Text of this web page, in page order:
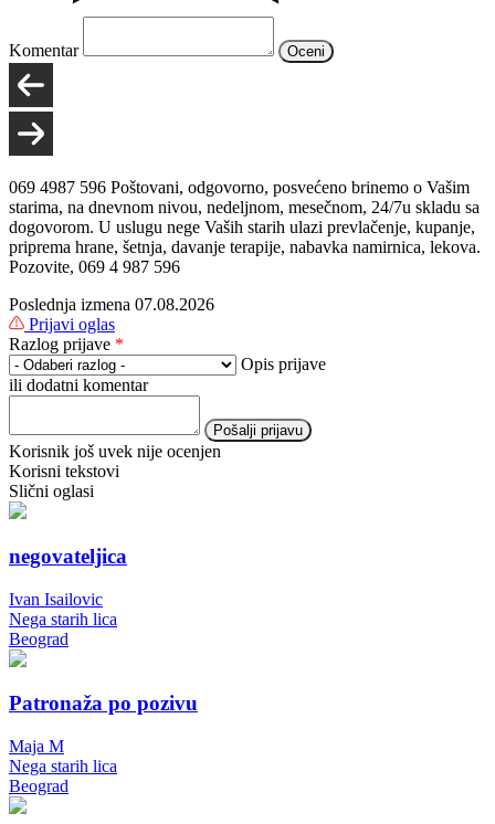
Komentar Oceni
069 4987 596 Poštovani, odgovorno, posvećeno brinemo o Vašim
starima, na dnevnom nivou, nedeljnom, mesečnom, 24/7u skladu sa
dogovorom. U uslugu nege Vaših starih ulazi prevlačenje, kupanje,
priprema hrane, šetnja, davanje terapije, nabavka namirnica, lekova.
Pozovite, 069 4 987 596
Poslednja izmena 07.08.2026
Prijavi oglas
Razlog prijave *
Opis prijave
ili dodatni komentar
Pošalji prijavu
Korisnik još uvek nije ocenjen
Korisni tekstovi
Slični oglasi
negovateljica
Ivan Isailovic
Nega starih lica
Beograd
Patronaža po pozivu
Maja M
Nega starih lica
Beograd